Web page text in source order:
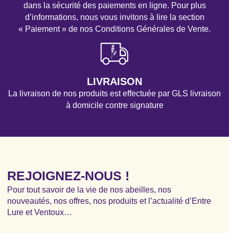
dans la sécurité des paiements en ligne. Pour plus
d’informations, nous vous invitons à lire la section
« Paiement » de nos Conditions Générales de Vente.
LIVRAISON
La livraison de nos produits est effectuée par GLS livraison
à domicile contre signature
REJOIGNEZ-NOUS !
Pour tout savoir de la vie de nos abeilles, nos
nouveautés, nos offres, nos produits et l’actualité d’Entre
Lure et Ventoux…